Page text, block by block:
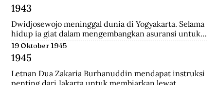
kereta hancur-lebur. Ratusan penumpang tewas
mengenaskan. Suara tabrakan terdengar hingga
beberapa belas meter. Kecelakaan kereta terburuk
sepanjang sejarah Indonesia. Kecelakaan ini terjadi
Senin pagi, sekira jam tujuh. Waktu padat penumpang
untuk Kereta api (KA) 225 trayek Rangkasbitung—
Jakarta Kota. Kereta ini mengangkut 1.887
penumpang.
1943
Dwidjosewojo meninggal dunia di Yogyakarta. Selama
hidup ia giat dalam mengembangkan asuransi untuk
anak negeri. Hingga OL Mij Boemipoetera dan
Merdika sebagai usaha asuransi mendapat pengakuan
badan hukum.
19 Oktober 1945
1945
Letnan Dua Zakaria Burhanuddin mendapat instruksi
penting dari Jakarta untuk membiarkan lewat